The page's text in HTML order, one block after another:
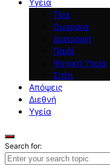
Υγεία
Tips
Ομορφιά
Διατροφή
Παιδί
Ψυχική Υγεία
Σπίτι
Απόψεις
Διεθνή
Υγεία
Search for: